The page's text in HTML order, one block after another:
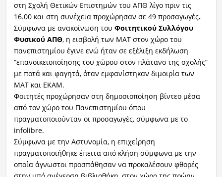
στη Σχολή Θετικών Επιστημών του ΑΠΘ λίγο πριν τις
16.00 και στη συνέχεια προχώρησαν σε 49 προσαγωγές.
Σύμφωνα με ανακοίνωση του Φοιτητικού Συλλόγου
Φυσικού ΑΠΘ, η εισβολή των ΜΑΤ στον χώρο του
πανεπιστημίου έγινε ενώ ήταν σε εξέλιξη εκδήλωση
“επανοικειοποίησης του χώρου στον πλάτανο της σχολής”
με ποτά και φαγητά, όταν εμφανίστηκαν διμοιρία των
ΜΑΤ και ΕΚΑΜ.
Φοιτητές προχώρησαν στη δημοσιοποίηση βίντεο μέσα
από τον χώρο του Πανεπιστημίου όπου
πραγματοποιούνταν οι προσαγωγές, σύμφωνα με το
infolibre.
Σύμφωνα με την Αστυνομία, η επιχείρηση
πραγματοποιήθηκε έπειτα από κλήση σύμφωνα με την
οποία άγνωστοι προσπάθησαν να προκαλέσουν φθορές